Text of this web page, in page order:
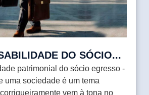
DO SÓCIO...
patrimonial do sócio egresso -
uma sociedade é um tema
vem à tona no